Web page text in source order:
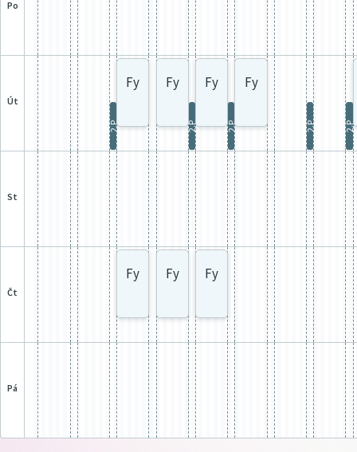
po
út
Fy Fy Fy Fy
2.P 2.P 2.P 2.P 2.P
st
čt
Fy Fy Fy
pá